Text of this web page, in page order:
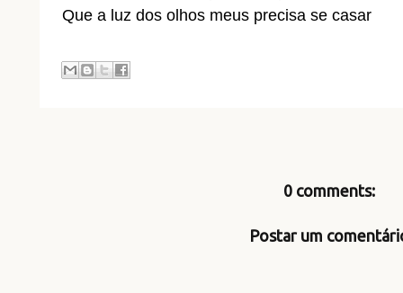
Que a luz dos olhos meus precisa se casar
0 comments:
Postar um